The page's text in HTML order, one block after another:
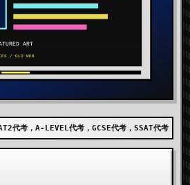
，GCSE代考，SSAT代考，出国留学代考，